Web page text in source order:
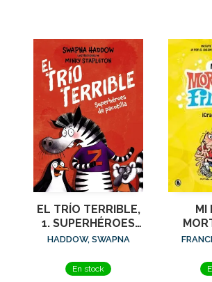
EL TRÍO TERRIBLE,
1. SUPERHÉROES
DE PACOTILLA
HADDOW, SWAPNA
En stock
MI